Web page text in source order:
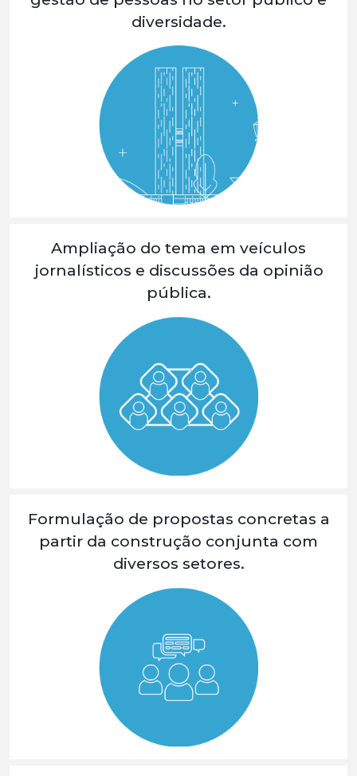
diversidade.
Ampliação do tema em veículos
jornalísticos e discussões da opinião
pública.
Formulação de propostas concretas a
partir da construção conjunta com
diversos setores.